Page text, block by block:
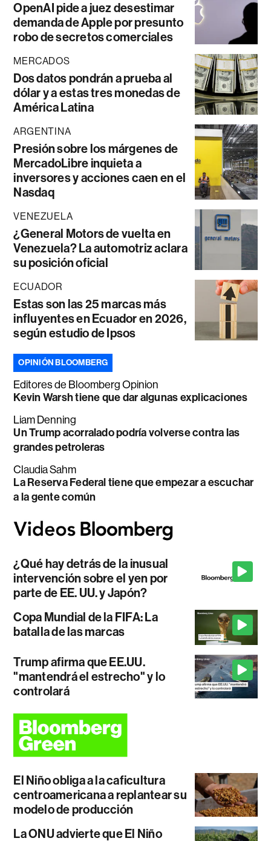
OpenAI pide a juez desestimar
demanda de Apple por presunto
robo de secretos comerciales
MERCADOS
Dos datos pondrán a prueba al
dólar y a estas tres monedas de
América Latina
ARGENTINA
Presión sobre los márgenes de
MercadoLibre inquieta a
inversores y acciones caen en el
Nasdaq
VENEZUELA
¿General Motors de vuelta en
Venezuela? La automotriz aclara
su posición oficial
ECUADOR
Estas son las 25 marcas más
influyentes en Ecuador en 2026,
según estudio de Ipsos
OPINIÓN BLOOMBERG
Editores de Bloomberg Opinion
Kevin Warsh tiene que dar algunas explicaciones
Liam Denning
Un Trump acorralado podría volverse contra las
grandes petroleras
Claudia Sahm
La Reserva Federal tiene que empezar a escuchar
a la gente común
¿Qué hay detrás de la inusual
intervención sobre el yen por
parte de EE. UU. y Japón?
Copa Mundial de la FIFA: La
batalla de las marcas
Trump afirma que EE.UU.
"mantendrá el estrecho" y lo
controlará
El Niño obliga a la caficultura
centroamericana a replantear su
modelo de producción
La ONU advierte que El Niño